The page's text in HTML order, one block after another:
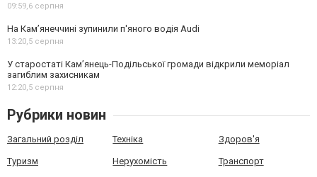
09:59,6 серпня
На Камʼянеччині зупинили п'яного водія Audi
13:20,5 серпня
У старостаті Кам’янець-Подільської громади відкрили меморіал
загиблим захисникам
12:20,5 серпня
Рубрики новин
Загальний розділ Техніка Здоров'я
Туризм Нерухомість Транспорт